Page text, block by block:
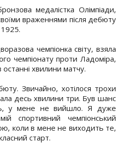
медалістка Олімпіади,
враженнями після дебюту
1925.
чемпіонка світу, взяла
чемпіонату проти Ладоміра,
хвилини матчу.
Звичайно, хотілося трохи
десь хвилини три. Був шанс
у мене не вийшло. Я дуже
спортивний чемпіонський
коли в мене не виходить те,
старт.